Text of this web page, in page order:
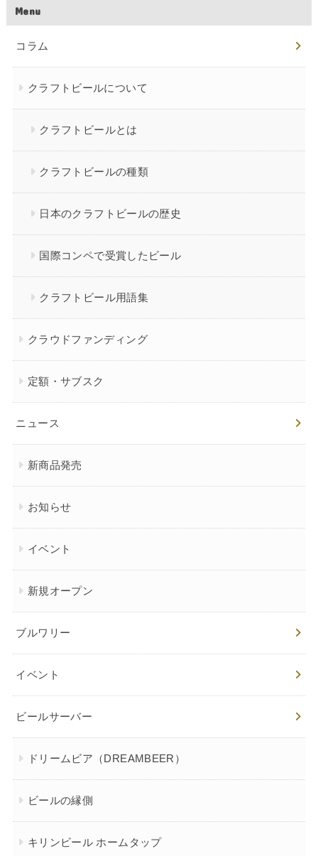
Menu
コラム
クラフトビールについて
クラフトビールとは
クラフトビールの種類
日本のクラフトビールの歴史
国際コンペで受賞したビール
クラフトビール用語集
クラウドファンディング
定額・サブスク
ニュース
新商品発売
お知らせ
イベント
新規オープン
ブルワリー
イベント
ビールサーバー
ドリームビア（DREAMBEER）
ビールの縁側
キリンビール ホームタップ